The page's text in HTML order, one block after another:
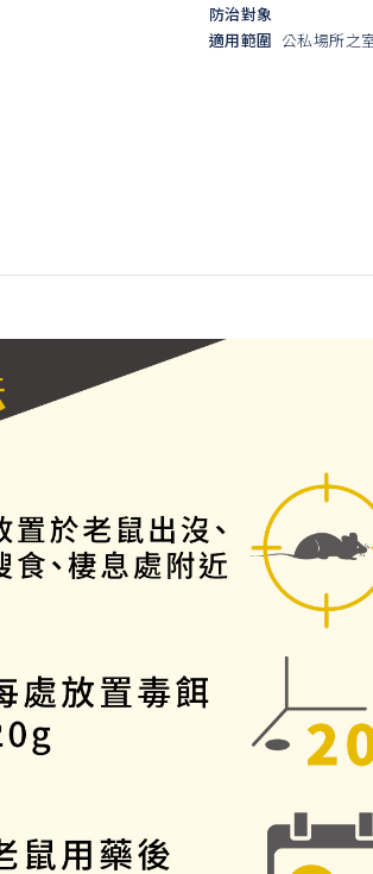
防治對象
適用範圍 公私場所之